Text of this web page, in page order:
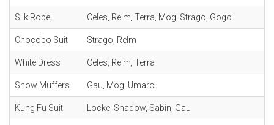
Silk Robe Celes, Relm, Terra, Mog, Strago, Gogo
Chocobo Suit Strago, Relm
White Dress Celes, Relm, Terra
Snow Muffers Gau, Mog, Umaro
Kung Fu Suit Locke, Shadow, Sabin, Gau